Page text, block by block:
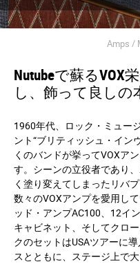
Amps /
Nutubeで蘇るVOX
し、飾って良しの
1960年代、ロック・ミュー
ント“ブリティッシュ・イン
くのバンドが挙ってVOXア
す。シーンの立役者であり
く塗り変えてしまったリバ
数々のVOXアンプを愛用し
ッド・アンプAC100、12イ
キャビネット、そしてクロ
クのセットはUSAツアーに
スとともに、ステージ上で